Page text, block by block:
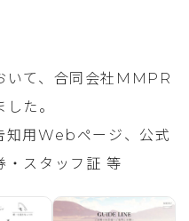
いて、合同会社MMPR
た。
知用Webページ、公式
・スタッフ証 等